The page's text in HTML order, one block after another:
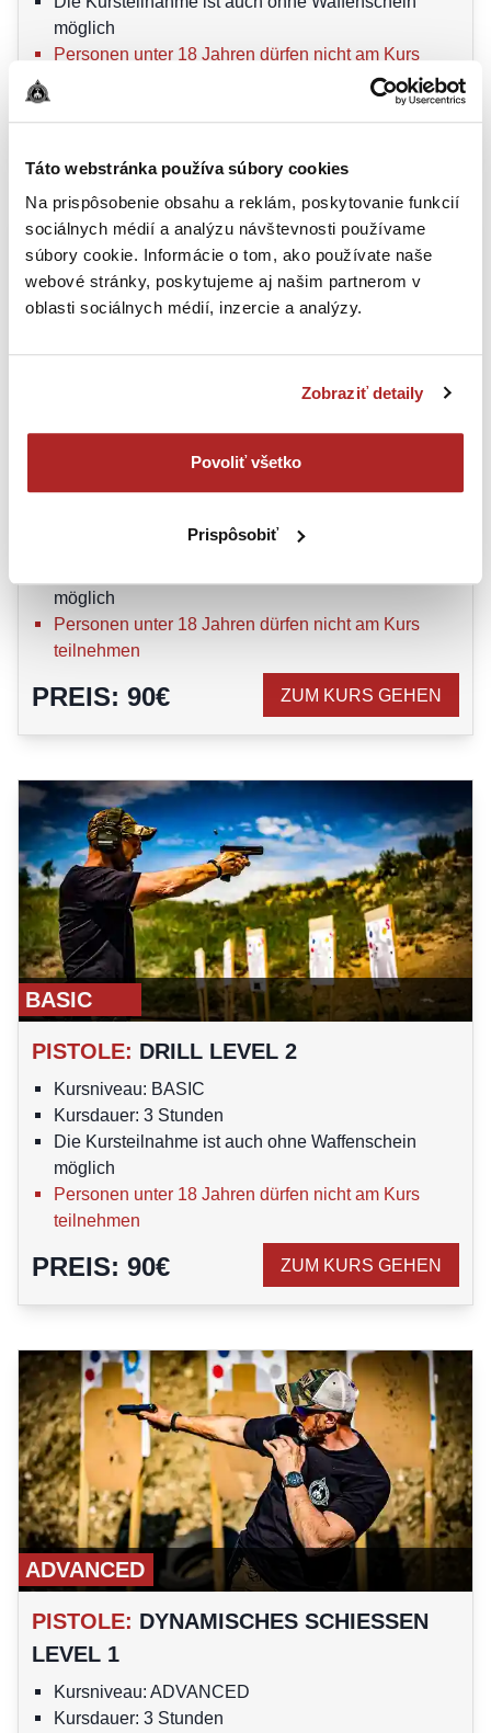
Táto webstránka používa súbory cookies
Na prispôsobenie obsahu a reklám, poskytovanie funkcií
sociálnych médií a analýzu návštevnosti používame
súbory cookie. Informácie o tom, ako používate naše
webové stránky, poskytujeme aj našim partnerom v
oblasti sociálnych médií, inzercie a analýzy.
Zobraziť detaily
Povoliť všetko
Prispôsobiť
möglich
Personen unter 18 Jahren dürfen nicht am Kurs
PREIS:190€ ZUM KURS GEHEN
BASIC
Kursdauer: 3 Stunden
möglich
Personen unter 18 Jahren dürfen nicht am Kurs
teilnehmen
PREIS: 90€ ZUM KURS GEHEN
BASIC
PISTOLE: DRILL LEVEL 2
Kursniveau: BASIC
Kursdauer: 3 Stunden
Die Kursteilnahme ist auch ohne Waffenschein
möglich
Personen unter 18 Jahren dürfen nicht am Kurs
teilnehmen
PREIS: 90€ ZUM KURS GEHEN
ADVANCED
PISTOLE: DYNAMISCHES SCHIESSEN L
EVEL 1
Kursniveau: ADVANCED
Kursdauer: 3 Stunden